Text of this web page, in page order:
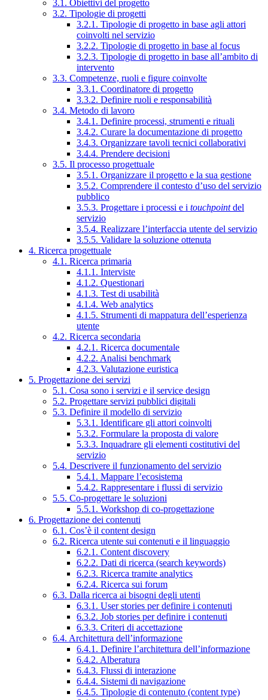
3.1. Obiettivi del progetto
3.2. Tipologie di progetti
3.2.1. Tipologie di progetto in base agli attori
coinvolti nel servizio
3.2.2. Tipologie di progetto in base al focus
3.2.3. Tipologie di progetto in base all’ambito di
intervento
3.3. Competenze, ruoli e figure coinvolte
3.3.1. Coordinatore di progetto
3.3.2. Definire ruoli e responsabilità
3.4. Metodo di lavoro
3.4.1. Definire processi, strumenti e rituali
3.4.2. Curare la documentazione di progetto
3.4.3. Organizzare tavoli tecnici collaborativi
3.4.4. Prendere decisioni
3.5. Il processo progettuale
3.5.1. Organizzare il progetto e la sua gestione
3.5.2. Comprendere il contesto d’uso del servizio
pubblico
3.5.3. Progettare i processi e i touchpointdel
servizio
3.5.4. Realizzare l’interfaccia utente del servizio
3.5.5. Validare la soluzione ottenuta
4. Ricerca progettuale
4.1. Ricerca primaria
4.1.1. Interviste
4.1.2. Questionari
4.1.3. Test di usabilità
4.1.4. Web analytics
4.1.5. Strumenti di mappatura dell’esperienza
utente
4.2. Ricerca secondaria
4.2.1. Ricerca documentale
4.2.2. Analisi benchmark
4.2.3. Valutazione euristica
5. Progettazione dei servizi
5.1. Cosa sono i servizi e il service design
5.2. Progettare servizi pubblici digitali
5.3. Definire il modello di servizio
5.3.1. Identificare gli attori coinvolti
5.3.2. Formulare la proposta di valore
5.3.3. Inquadrare gli elementi costitutivi del
servizio
5.4. Descrivere il funzionamento del servizio
5.4.1. Mappare l’ecosistema
5.4.2. Rappresentare i flussi di servizio
5.5. Co-progettare le soluzioni
5.5.1. Workshop di co-progettazione
6. Progettazione dei contenuti
6.1. Cos’è il content design
6.2. Ricerca utente sui contenuti e il linguaggio
6.2.1. Content discovery
6.2.2. Dati di ricerca (search keywords)
6.2.3. Ricerca tramite analytics
6.2.4. Ricerca sui forum
6.3. Dalla ricerca ai bisogni degli utenti
6.3.1. User stories per definire i contenuti
6.3.2. Job stories per definire i contenuti
6.3.3. Criteri di accettazione
6.4. Architettura dell’informazione
6.4.1. Definire l’architettura dell’informazione
6.4.2. Alberatura
6.4.3. Flussi di interazione
6.4.4. Sistemi di navigazione
6.4.5. Tipologie di contenuto (content type)